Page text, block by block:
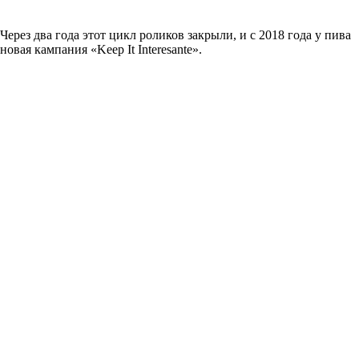
Через два года этот цикл роликов закрыли, и с 2018 года у пива
новая кампания «Keep It Interesante».